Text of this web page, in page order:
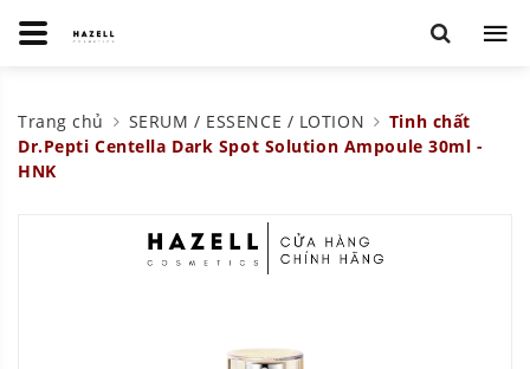
Trang chủ SERUM / ESSENCE / LOTION
Tinh chất
Dr.Pepti Centella Dark Spot Solution Ampoule 30ml -
HNK